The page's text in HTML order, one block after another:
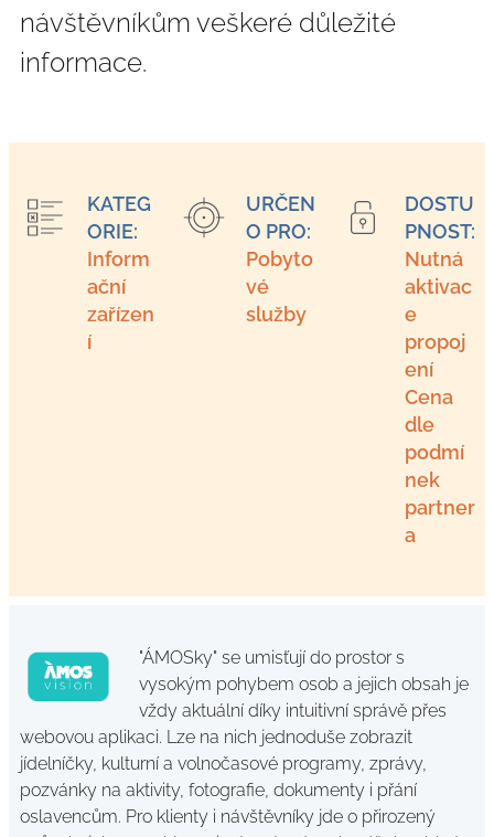
návštěvníkům veškeré důležité
informace.
KATEG
ORIE:
Inform
ační
zařízen
í
URČEN
O PRO:
Pobyto
vé
služby
DOSTU
PNOST:
Nutná
aktivac
e
propoj
ení
Cena
dle
podmí
nek
partner
a
"ÁMOSky" se umisťují do prostor s
vysokým pohybem osob a jejich obsah je
vždy aktuální díky intuitivní správě přes
webovou aplikaci. Lze na nich jednoduše zobrazit
jídelníčky, kulturní a volnočasové programy, zprávy,
pozvánky na aktivity, fotografie, dokumenty i přání
oslavencům. Pro klienty i návštěvníky jde o přirozený